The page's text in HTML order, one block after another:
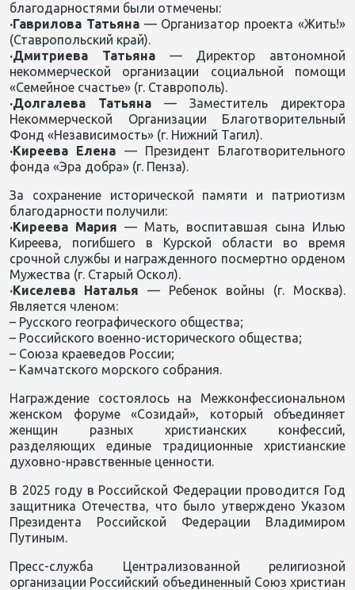
благодарностями были отмечены:
·Гаврилова Татьяна— Организатор проекта «Жить!»
(Ставропольский край).
·Дмитриева Татьяна— Директор автономной
некоммерческой организации социальной помощи
«Семейное счастье» (г. Ставрополь).
·Долгалева Татьяна — Заместитель директора
Некоммерческой Организации Благотворительный
Фонд «Независимость» (г. Нижний Тагил).
·Киреева Елена — Президент Благотворительного
фонда «Эра добра» (г. Пенза).
За сохранение исторической памяти и патриотизм
благодарности получили:
·Киреева Мария — Мать, воспитавшая сына Илью
Киреева, погибшего в Курской области во время
срочной службы и награжденного посмертно орденом
Мужества (г. Старый Оскол).
·Киселева Наталья — Ребенок войны (г. Москва).
Является членом:
– Русского географического общества;
– Российского военно-исторического общества;
– Союза краеведов России;
– Камчатского морского собрания.
Награждение состоялось на Межконфессиональном
женском форуме «Созидай», который объединяет
женщин разных христианских конфессий,
разделяющих единые традиционные христианские
духовно-нравственные ценности.
В 2025 году в Российской Федерации проводится Год
защитника Отечества, что было утверждено Указом
Президента Российской Федерации Владимиром
Путиным.
Пресс-служба Централизованной религиозной
организации Российский объединенный Союз христиан